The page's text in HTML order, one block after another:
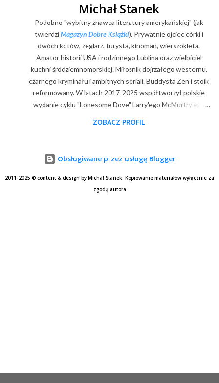
Michał Stanek
Podobno "wybitny znawca literatury amerykańskiej" (jak
twierdziMagazyn Dobre Książki). Prywatnie ojciec córki i
dwóch kotów, żeglarz, turysta, kinoman, wierszokleta.
Amator historii USA i rodzinnego Lublina oraz wielbiciel
kuchni śródziemnomorskiej. Miłośnik dojrzałego westernu,
czarnego kryminału i ambitnych seriali. Buddysta Zen i stoik
reformowany. W latach 2017-2025 współtworzył polskie
wydanie cyklu "Lonesome Dove" Larry'ego McMurtry'ego
ZOBACZ PROFIL
Obsługiwane przez usługę Blogger
2011-2025 © content & design by Michał Stanek. Kopiowanie materiałów wyłącznie za
zgodą autora